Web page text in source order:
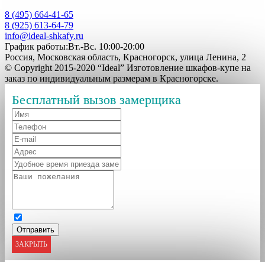
8 (495) 664-41-65
8 (925) 613-64-79
info@ideal-shkafy.ru
График работы:Вт.-Вс. 10:00-20:00
Россия, Московская область, Красногорск, улица Ленина, 2
© Copyright 2015-2020 “Ideal” Изготовление шкафов-купе на
заказ по индивидуальным размерам в Красногорске.
Бесплатный вызов замерщика
ЗАКРЫТЬ